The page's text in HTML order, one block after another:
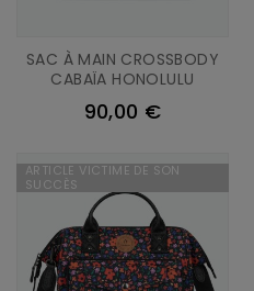
SAC À MAIN CROSSBODY
CABAÏA HONOLULU
90,00 €
ARTICLE VICTIME DE SON
SUCCÈS